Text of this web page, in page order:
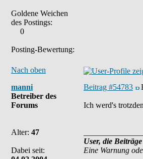
Goldene Weichen
des Postings:
0
Posting-Bewertung:
Nach oben
manni
Betreiber des
Forums
Alter: 47
Dabei seit:
Beitrag #54783
Ich werd's
User, die
Eine Warnung